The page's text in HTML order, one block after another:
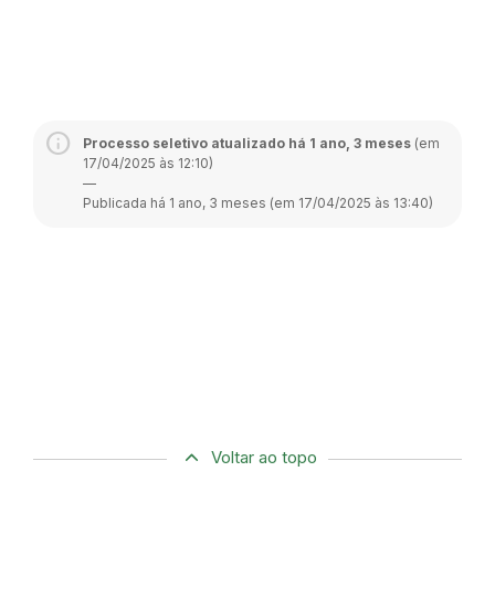
Processo seletivo atualizado há 1 ano, 3 meses (em
17/04/2025 às 12:10)
—
Publicada há 1 ano, 3 meses (em 17/04/2025 às 13:40)
Voltar ao topo